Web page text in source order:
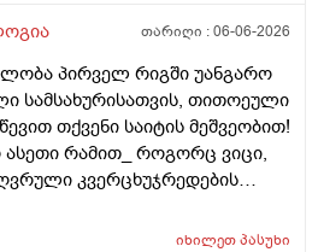
თარიღი :06-06-2026
პირველ რიგში უანგარო
სამსახურისათვის, თითოეული
თქვენი საიტის მეშვეობით!
რამით_ როგორც ვიცი,
კვერცხუჯრედების
ინდივიდუალურია? რაზეა
იხილეთპასუხი